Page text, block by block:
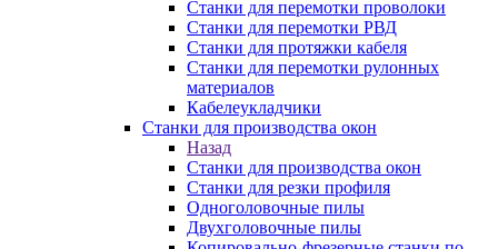
Станки для перемотки проволоки
Станки для перемотки РВД
Станки для протяжки кабеля
Станки для перемотки рулонных
материалов
Кабелеукладчики
Станки для производства окон
Назад
Станки для производства окон
Станки для резки профиля
Одноголовочные пилы
Двухголовочные пилы